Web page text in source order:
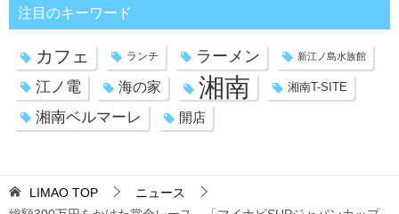
注目のキーワード
カフェ ランチ ラーメン 新江ノ島水族館
江ノ電 海の家 湘南 湘南T-SITE
湘南ベルマーレ 開店
LIMAOTOP
ニュース